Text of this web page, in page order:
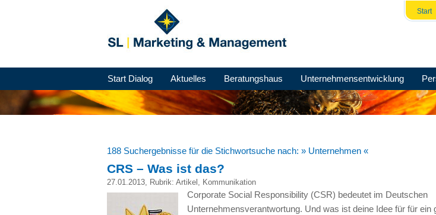
Start
Start Dialog Aktuelles Beratungshaus Unternehmensentwicklung
188 Suchergebnisse für die Stichwortsuche nach: » Unternehmen «
CRS – Was ist das?
27.01.2013, Rubrik: Artikel , Kommunikation
Corporate Social Responsibility (CSR) bedeutet im Deutschen
Unternehmensverantwortung. Und was ist deine Idee für für ein